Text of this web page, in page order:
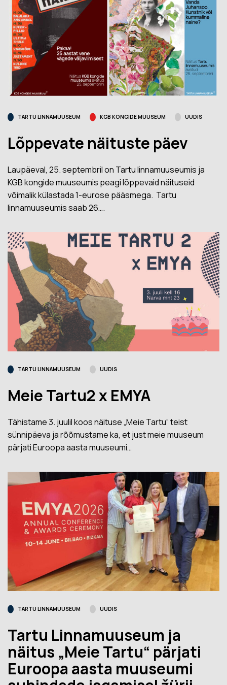
TARTU LINNAMUUSEUM KGB KONGIDE MUUSEUM UUDIS
Lõppevate näituste päev
Laupäeval, 25. septembril on Tartu linnamuuseumis ja
KGB kongide muuseumis peagi lõppevaid näituseid
võimalik külastada 1-eurose pääsmega. Tartu
linnamuuseumis saab 26….
TARTU LINNAMUUSEUM UUDIS
Meie Tartu2 x EMYA
Tähistame 3. juulil koos näituse „Meie Tartu“ teist
sünnipäeva ja rõõmustame ka, et just meie muuseum
pärjati Euroopa aasta muuseumi…
TARTU LINNAMUUSEUM UUDIS
Tartu Linnamuuseum ja
näitus „Meie Tartu“ pärjati
Euroopa aasta muuseumi